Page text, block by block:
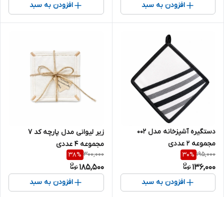
افزودن به سبد افزودن به سبد
دستگیره آشپزخانه مدل 002
مجموعه 2 عددی
195,000
30%
136,000
افزودن به سبد
زیر لیوانی مدل پارچه کد 7
مجموعه 4 عددی
300,000
38%
185,500
افزودن به سبد